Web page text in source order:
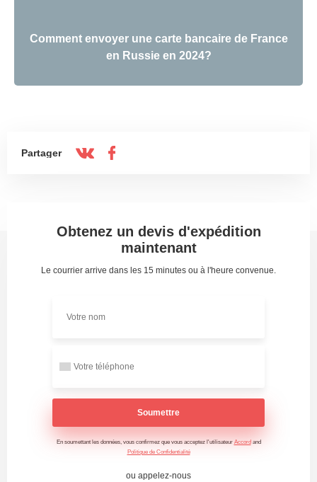
Comment envoyer une carte bancaire de France
en Russie en 2024?
Partager
Obtenez un devis d'expédition
maintenant
Le courrier arrive dans les 15 minutes ou à l'heure convenue.
Soumettre
En soumettant les données, vous confirmez que vous acceptez l'utilisateur Accord and
Politique de Confidentialité
ou appelez-nous